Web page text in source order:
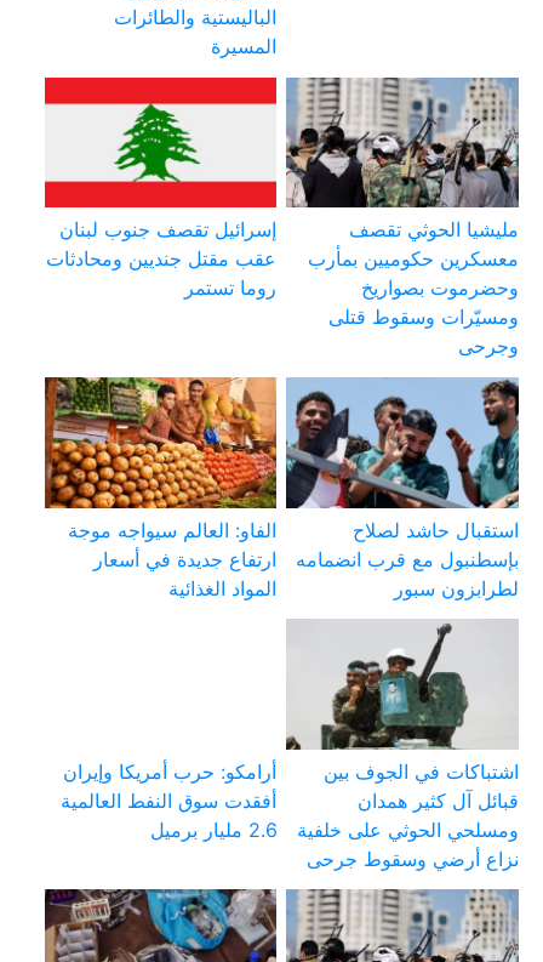
الباليستية والطائرات
المسيرة
مليشيا الحوثي تقصف
معسكرين حكوميين بمأرب
وحضرموت بصواريخ
ومسيّرات وسقوط قتلى
وجرحى
إسرائيل تقصف جنوب لبنان
عقب مقتل جنديين ومحادثات
روما تستمر
استقبال حاشد لصلاح
بإسطنبول مع قرب انضمامه
لطرابزون سبور
الفاو: العالم سيواجه موجة
ارتفاع جديدة في أسعار
المواد الغذائية
اشتباكات في الجوف بين
قبائل آل كثير همدان
ومسلحي الحوثي على خلفية
نزاع أرضي وسقوط جرحى
أرامكو: حرب أمريكا وإيران
أفقدت سوق النفط العالمية
2.6 مليار برميل